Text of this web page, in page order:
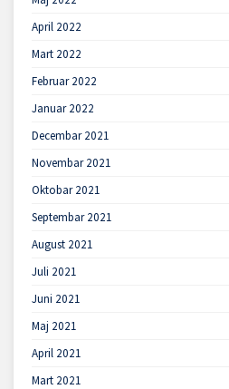
April 2022
Mart 2022
Februar 2022
Januar 2022
Decembar 2021
Novembar 2021
Oktobar 2021
Septembar 2021
August 2021
Juli 2021
Juni 2021
Maj 2021
April 2021
Mart 2021